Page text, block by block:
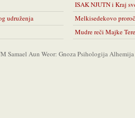
udruženja
ISAK NJUTN i Kraj
Melkisedekovo
Mudre reči Majke
Samael Aun Weor: Gnoza Psihologija